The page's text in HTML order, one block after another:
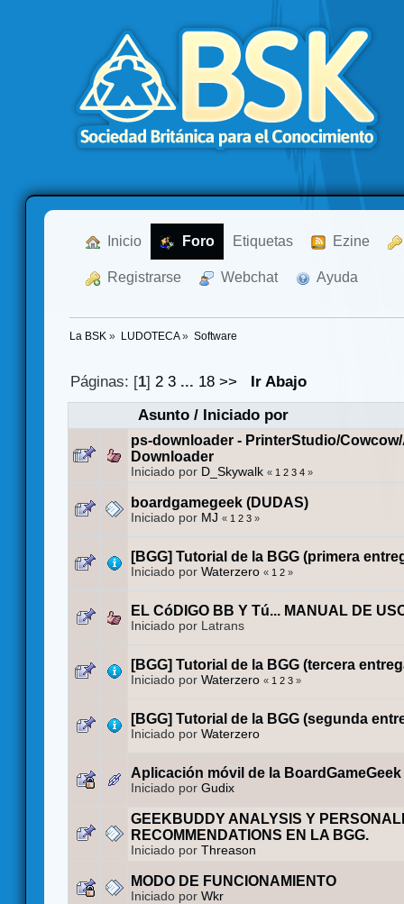
Inicio Foro Etiquetas Ezine
Registrarse Webchat Ayuda
La BSK » LUDOTECA» Software
Páginas: [1]2 3 ... 18 >>
Ir Abajo
Asunto/ Iniciado por
ps-downloader - PrinterStudio/
Downloader
Iniciado por D_Skywalk « 1 2 3 4 »
boardgamegeek (DUDAS)
Iniciado por MJ « 1 2 3 »
[BGG] Tutorial de la BGG (primera
Iniciado por Waterzero « 1 2 »
EL CóDIGO BB Y Tú... MANUAL DE
Iniciado por Latrans
[BGG] Tutorial de la BGG (tercera
Iniciado por Waterzero « 1 2 3 »
[BGG] Tutorial de la BGG (segunda
Iniciado por Waterzero
Aplicación móvil de la BoardGameGeek
Iniciado por Gudix
GEEKBUDDY ANALYSIS Y
RECOMMENDATIONS EN LA BGG.
Iniciado por Threason
MODO DE FUNCIONAMIENTO
Iniciado por Wkr